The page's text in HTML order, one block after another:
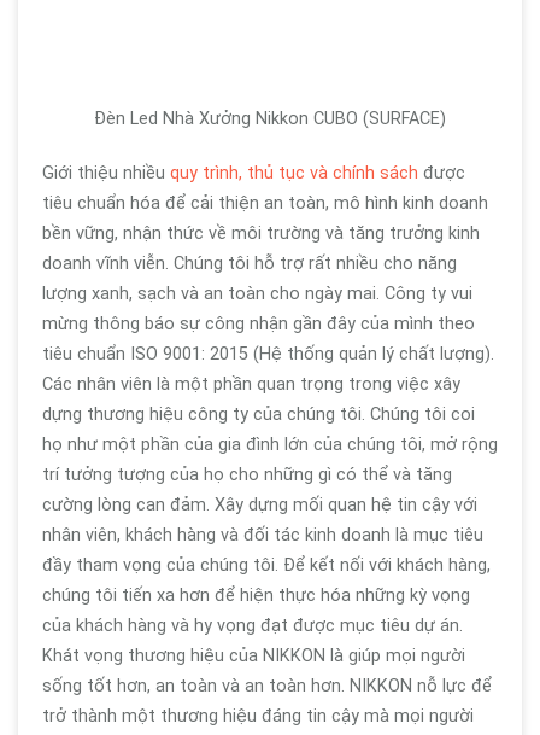
Đèn Led Nhà Xưởng Nikkon CUBO (SURFACE)
Giới thiệu nhiều quy trình, thủ tục và chính sách được
tiêu chuẩn hóa để cải thiện an toàn, mô hình kinh doanh
bền vững, nhận thức về môi trường và tăng trưởng kinh
doanh vĩnh viễn. Chúng tôi hỗ trợ rất nhiều cho năng
lượng xanh, sạch và an toàn cho ngày mai. Công ty vui
mừng thông báo sự công nhận gần đây của mình theo
tiêu chuẩn ISO 9001: 2015 (Hệ thống quản lý chất lượng).
Các nhân viên là một phần quan trọng trong việc xây
dựng thương hiệu công ty của chúng tôi. Chúng tôi coi
họ như một phần của gia đình lớn của chúng tôi, mở rộng
trí tưởng tượng của họ cho những gì có thể và tăng
cường lòng can đảm. Xây dựng mối quan hệ tin cậy với
nhân viên, khách hàng và đối tác kinh doanh là mục tiêu
đầy tham vọng của chúng tôi. Để kết nối với khách hàng,
chúng tôi tiến xa hơn để hiện thực hóa những kỳ vọng
của khách hàng và hy vọng đạt được mục tiêu dự án.
Khát vọng thương hiệu của NIKKON là giúp mọi người
sống tốt hơn, an toàn và an toàn hơn. NIKKON nỗ lực để
trở thành một thương hiệu đáng tin cậy mà mọi người